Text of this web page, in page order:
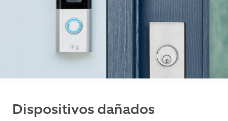
Dispositivos dañados